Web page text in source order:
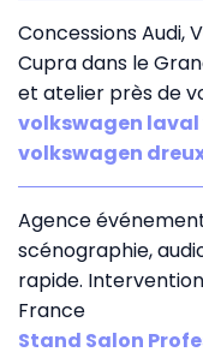
Concessions Audi,
Cupra dans le
et atelier près de
volkswagen
volkswagen
Agence
scénographie,
rapide.
France
Stand Salon